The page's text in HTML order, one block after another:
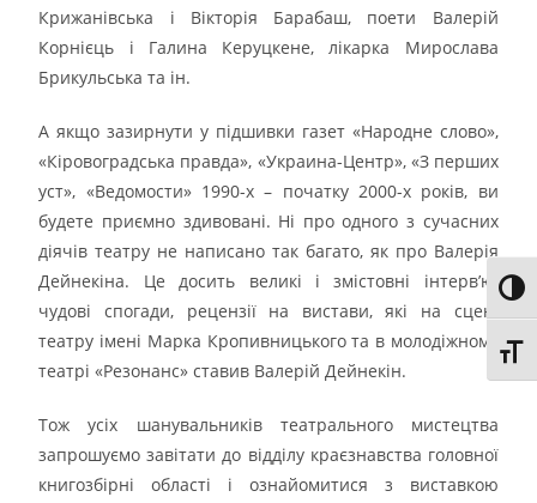
Крижанівська і Вікторія Барабаш, поети Валерій
Корнієць і Галина Керуцкене, лікарка Мирослава
Брикульська та ін.
А якщо зазирнути у підшивки газет «Народне слово»,
«Кіровоградська правда», «Украина-Центр», «З перших
уст», «Ведомости» 1990-х – початку 2000-х років, ви
будете приємно здивовані. Ні про одного з сучасних
діячів театру не написано так багато, як про Валерія
Дейнекіна. Це досить великі і змістовні інтерв’ю,
чудові спогади, рецензії на вистави, які на сцені
театру імені Марка Кропивницького та в молодіжному
театрі «Резонанс» ставив Валерій Дейнекін.
Тож усіх шанувальників театрального мистецтва
запрошуємо завітати до відділу краєзнавства головної
книгозбірні області і ознайомитися з виставкою